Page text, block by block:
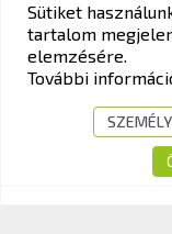
KAV
Cím:1033
+36-1-510-
Sütiket
tartalom
elemzésére.
További